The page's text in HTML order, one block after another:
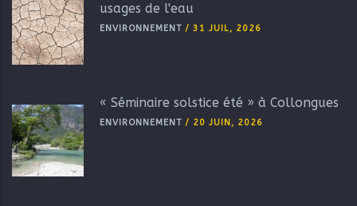
usages de l'eau
ENVIRONNEMENT / 31 JUIL, 2026
« Séminaire solstice été » à Collongues
ENVIRONNEMENT / 20 JUIN, 2026